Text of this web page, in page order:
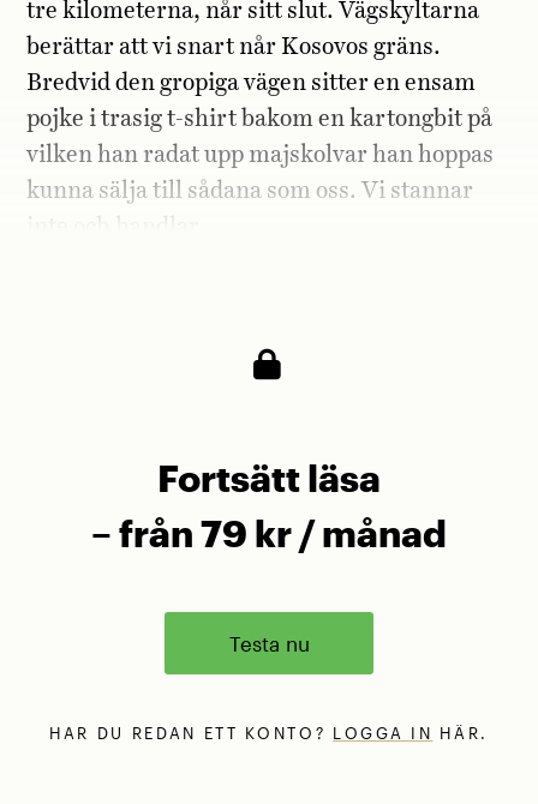
tre kilometerna, når sitt slut. Vägskyltarna
berättar att vi snart når Kosovos gräns.
Bredvid den gropiga vägen sitter en ensam
pojke i trasig t-shirt bakom en kartongbit på
vilken han radat upp majskolvar han hoppas
kunna sälja till sådana som oss. Vi stannar
Fortsätt läsa
– från 79 kr / månad
Testa nu
HAR DU REDAN ETT KONTO? LOGGA IN HÄR.